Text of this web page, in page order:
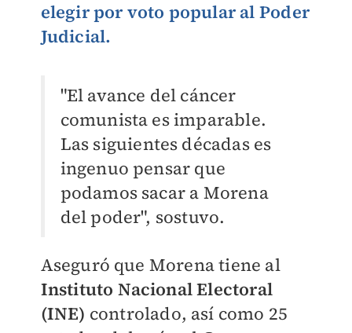
elegir por voto popular al Poder
Judicial.
"El avance del cáncer
comunista es imparable.
Las siguientes décadas es
ingenuo pensar que
podamos sacar a Morena
del poder", sostuvo.
Aseguró que Morena tiene al
Instituto Nacional Electoral
(INE) controlado, así como 25